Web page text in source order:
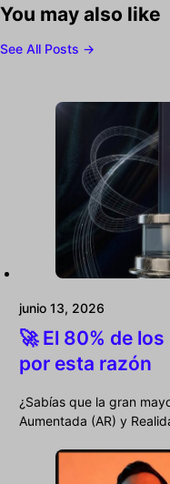
You may also like
See All Posts →
junio 13, 2026
🚀 El 80% de
por esta razón
¿Sabías que la gran
Aumentada (AR) y